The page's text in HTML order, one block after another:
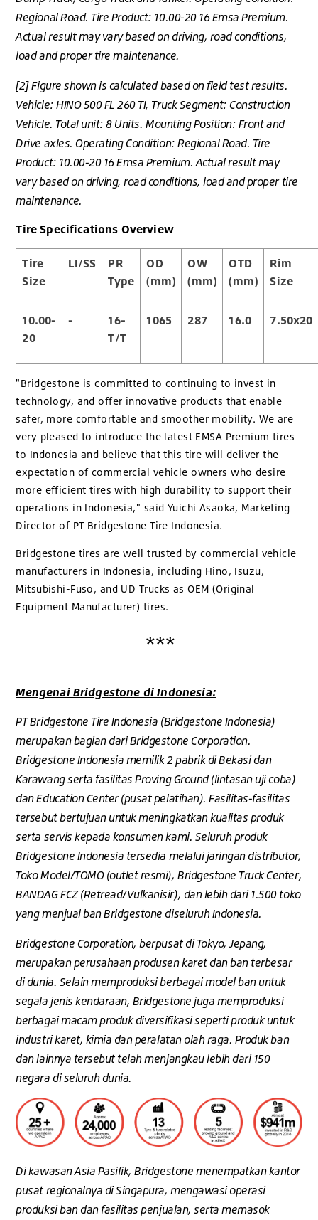
Regional Road. Tire Product: 10.00-20 16 Emsa Premium.
Actual result may vary based on driving, road conditions,
load and proper tire maintenance.
[2] Figure shown is calculated based on field test results.
Vehicle: HINO 500 FL 260 TI, Truck Segment: Construction
Vehicle. Total unit: 8 Units. Mounting Position: Front and
Drive axles. Operating Condition: Regional Road. Tire
Product: 10.00-20 16 Emsa Premium. Actual result may
vary based on driving, road conditions, load and proper tire
maintenance.
Tire Specifications Overview
Tire
Size
LI/SS
PR
Type
OD
(mm)
OW
(mm)
OTD
(mm)
Rim
Size
10.00-
20
-
16-
T/T
1065 287 16.0 7.50x20
"Bridgestone is committed to continuing to invest in
technology, and offer innovative products that enable
safer, more comfortable and smoother mobility. We are
very pleased to introduce the latest EMSA Premium tires
to Indonesia and believe that this tire will deliver the
expectation of commercial vehicle owners who desire
more efficient tires with high durability to support their
operations in Indonesia," said Yuichi Asaoka, Marketing
Director of PT Bridgestone Tire Indonesia.
Bridgestone tires are well trusted by commercial vehicle
manufacturers in Indonesia, including Hino, Isuzu,
Mitsubishi-Fuso, and UD Trucks as OEM (Original
Equipment Manufacturer) tires.
***
Mengenai Bridgestone di Indonesia:
PT Bridgestone Tire Indonesia (Bridgestone Indonesia)
merupakan bagian dari Bridgestone Corporation.
Bridgestone Indonesia memilik 2 pabrik di Bekasi dan
Karawang serta fasilitas Proving Ground (lintasan uji coba)
dan Education Center (pusat pelatihan). Fasilitas-fasilitas
tersebut bertujuan untuk meningkatkan kualitas produk
serta servis kepada konsumen kami. Seluruh produk
Bridgestone Indonesia tersedia melalui jaringan distributor,
Toko Model/TOMO (outlet resmi), Bridgestone Truck Center,
BANDAG FCZ (Retread/Vulkanisir), dan lebih dari 1.500 toko
yang menjual ban Bridgestone diseluruh Indonesia.
Bridgestone Corporation, berpusat di Tokyo, Jepang,
merupakan perusahaan produsen karet dan ban terbesar
di dunia. Selain memproduksi berbagai model ban untuk
segala jenis kendaraan, Bridgestone juga memproduksi
berbagai macam produk diversifikasi seperti produk untuk
industri karet, kimia dan peralatan olah raga. Produk ban
dan lainnya tersebut telah menjangkau lebih dari 150
negara di seluruh dunia.
Di kawasan Asia Pasifik, Bridgestone menempatkan kantor
pusat regionalnya di Singapura, mengawasi operasi
produksi ban dan fasilitas penjualan, serta memasok